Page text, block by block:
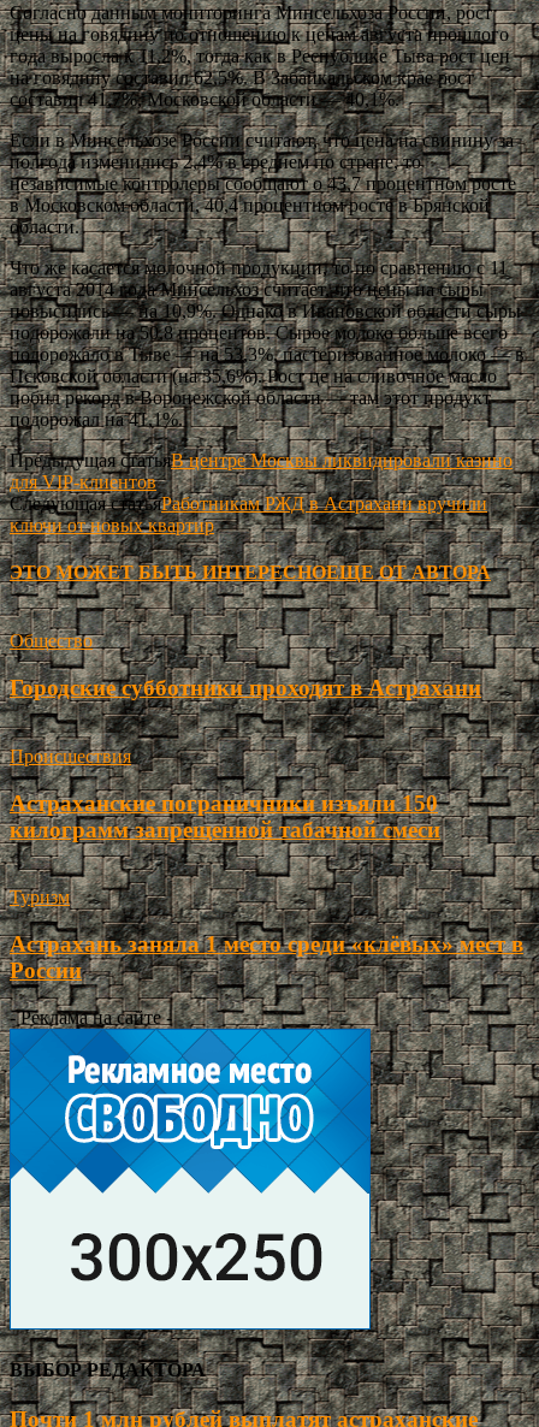
Согласно данным мониторинга Минсельхоза России, рост
цены на говядину по отношению к ценам августа прошлого
года выросла к 11,2%, тогда как в Республике Тыва рост цен
на говядину составил 62,5%. В Забайкальском крае рост
составил 41,7%, Московской области — 40,1%.
Если в Минсельхозе России считают, что цена на свинину за
полгода изменились 2,4% в среднем по стране, то
независимые контролеры сообщают о 43,7 процентном росте
в Московском области, 40,4 процентном росте в Брянской
области.
Что же касается молочной продукции, то по сравнению с 11
августа 2014 года Минсельхоз считает, что цены на сыры
повысились — на 10,9%. Однако в Ивановской области сыры
подорожали на 50,8 процентов. Сырое молоко больше всего
подорожало в Тыве — на 53,3%, пастеризованное молоко — в
Псковской области (на 35,6%). Рост це на сливочное масло
побил рекорд в Воронежской области — там этот продукт
подорожал на 41,1%.
Предыдущая статьяВ центре Москвы ликвидировали казино
для VIP-клиентов
Следующая статьяРаботникам РЖД в Астрахани вручили
ключи от новых квартир
ЭТО МОЖЕТ БЫТЬ ИНТЕРЕСНОЕЩЕ ОТ АВТОРА
Общество
Городские субботники проходят в Астрахани
Происшествия
Астраханские пограничники изъяли 150
килограмм запрещенной табачной смеси
Туризм
Астрахань заняла 1 место среди «клёвых» мест в
России
- Реклама на сайте -
ВЫБОР РЕДАКТОРА
Почти 1 млн рублей выплатят астраханские